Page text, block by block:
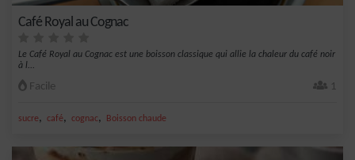
Café Royal au Cognac
Le Café Royal au Cognac est une boisson classique qui allie la chaleur du café noir
à l...
Facile 1
sucre, café, cognac, Boisson chaude